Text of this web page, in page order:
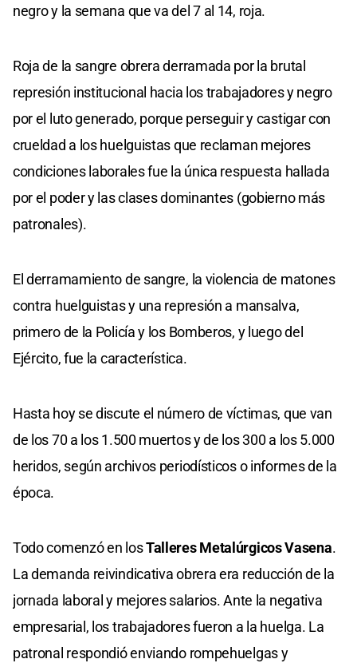
negro y la semana que va del 7 al 14, roja.
Roja de la sangre obrera derramada por la brutal
represión institucional hacia los trabajadores y negro
por el luto generado, porque perseguir y castigar con
crueldad a los huelguistas que reclaman mejores
condiciones laborales fue la única respuesta hallada
por el poder y las clases dominantes (gobierno más
patronales).
El derramamiento de sangre, la violencia de matones
contra huelguistas y una represión a mansalva,
primero de la Policía y los Bomberos, y luego del
Ejército, fue la característica.
Hasta hoy se discute el número de víctimas, que van
de los 70 a los 1.500 muertos y de los 300 a los 5.000
heridos, según archivos periodísticos o informes de la
época.
Todo comenzó en losTalleres Metalúrgicos Vasena.
La demanda reivindicativa obrera era reducción de la
jornada laboral y mejores salarios. Ante la negativa
empresarial, los trabajadores fueron a la huelga. La
patronal respondió enviando rompehuelgas y